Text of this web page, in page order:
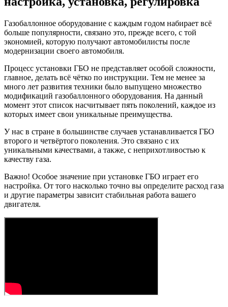
Газобаллонное оборудование с каждым годом набирает всё
больше популярности, связано это, прежде всего, с той
экономией, которую получают автомобилисты после
модернизации своего автомобиля.
Процесс установки ГБО не представляет особой сложности,
главное, делать всё чётко по инструкции. Тем не менее за
много лет развития техники было выпущено множество
модификаций газобаллонного оборудования. На данный
момент этот список насчитывает пять поколений, каждое из
которых имеет свои уникальные преимущества.
У нас в стране в большинстве случаев устанавливается ГБО
второго и четвёртого поколения. Это связано с их
уникальными качествами, а также, с неприхотливостью к
качеству газа.
Важно! Особое значение при установке ГБО играет его
настройка. От того насколько точно вы определите расход газа
и другие параметры зависит стабильная работа вашего
двигателя.